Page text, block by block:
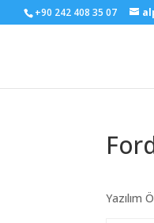
+90 242 408 35 07
Yazılım